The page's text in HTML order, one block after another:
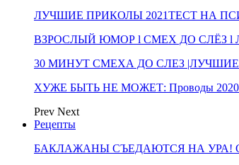
ЛУЧШИЕ ПРИКОЛЫ 2021ТЕСТ НА
ВЗРОСЛЫЙ ЮМОР l СМЕХ ДО СЛЁЗ l
30 МИНУТ СМЕХА ДО СЛЕЗ |ЛУЧШИЕ
ХУЖЕ БЫТЬ НЕ МОЖЕТ: Проводы
Prev Next
Рецепты
БАКЛАЖАНЫ СЪЕДАЮТСЯ НА УРА!